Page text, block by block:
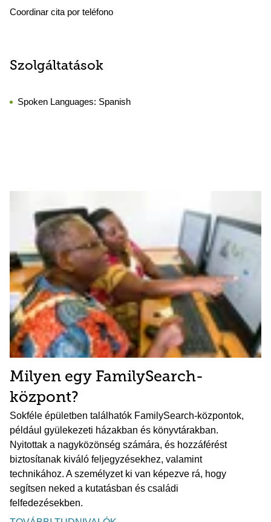
Coordinar cita por teléfono
Szolgáltatások
Spoken Languages: Spanish
Milyen egy FamilySearch-
központ?
Sokféle épületben találhatók FamilySearch-központok,
például gyülekezeti házakban és könyvtárakban.
Nyitottak a nagyközönség számára, és hozzáférést
biztosítanak kiváló feljegyzésekhez, valamint
technikához. A személyzet ki van képezve rá, hogy
segítsen neked a kutatásban és családi
felfedezésekben.